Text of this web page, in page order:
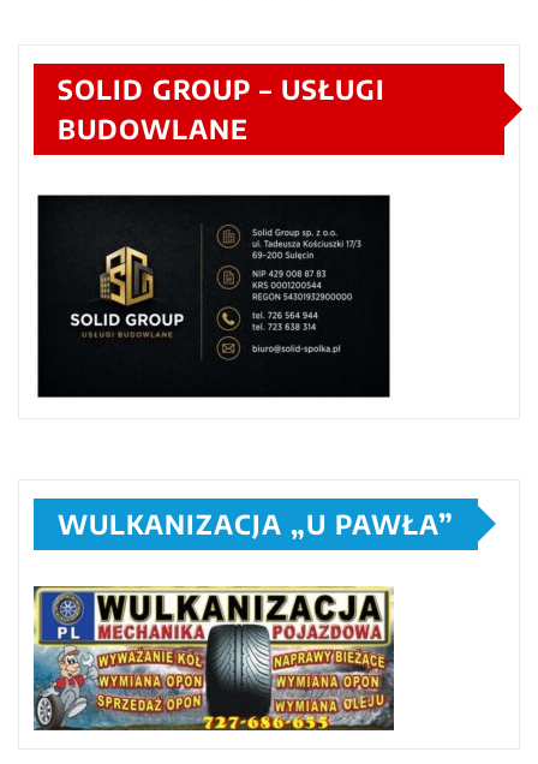
SOLID GROUP – USŁUGI
BUDOWLANE
WULKANIZACJA „U PAWŁA”